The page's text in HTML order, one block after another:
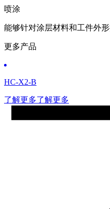
喷涂
能够针对涂层材料和工件外
更多产品
HC-X2-B
了解更多了解更多